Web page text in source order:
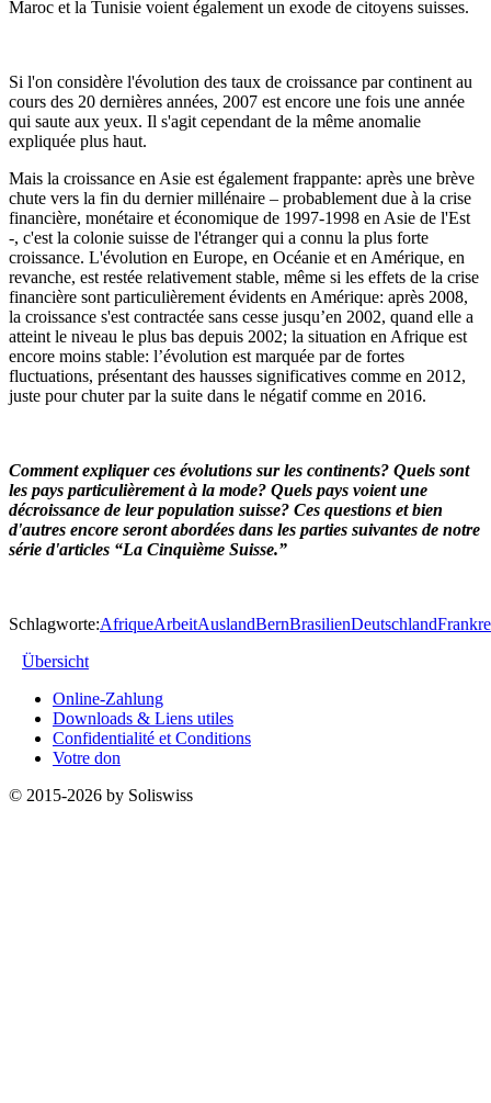
Maroc et la Tunisie voient également un exode de citoyens suisses.
Si l'on considère l'évolution des taux de croissance par continent au
cours des 20 dernières années, 2007 est encore une fois une année
qui saute aux yeux. Il s'agit cependant de la même anomalie
expliquée plus haut.
Mais la croissance en Asie est également frappante: après une brève
chute vers la fin du dernier millénaire – probablement due à la crise
financière, monétaire et économique de 1997-1998 en Asie de l'Est
-, c'est la colonie suisse de l'étranger qui a connu la plus forte
croissance. L'évolution en Europe, en Océanie et en Amérique, en
revanche, est restée relativement stable, même si les effets de la crise
financière sont particulièrement évidents en Amérique: après 2008,
la croissance s'est contractée sans cesse jusqu’en 2002, quand elle a
atteint le niveau le plus bas depuis 2002; la situation en Afrique est
encore moins stable: l’évolution est marquée par de fortes
fluctuations, présentant des hausses significatives comme en 2012,
juste pour chuter par la suite dans le négatif comme en 2016.
Comment expliquer ces évolutions sur les continents? Quels sont
les pays particulièrement à la mode? Quels pays voient une
décroissance de leur population suisse? Ces questions et bien
d'autres encore seront abordées dans les parties suivantes de notre
série d'articles “La Cinquième Suisse.”
Schlagworte:AfriqueArbeitAuslandBernBrasilienDeutschland
Übersicht
Online-Zahlung
Downloads & Liens utiles
Confidentialité et Conditions
Votre don
© 2015-2026 by Soliswiss